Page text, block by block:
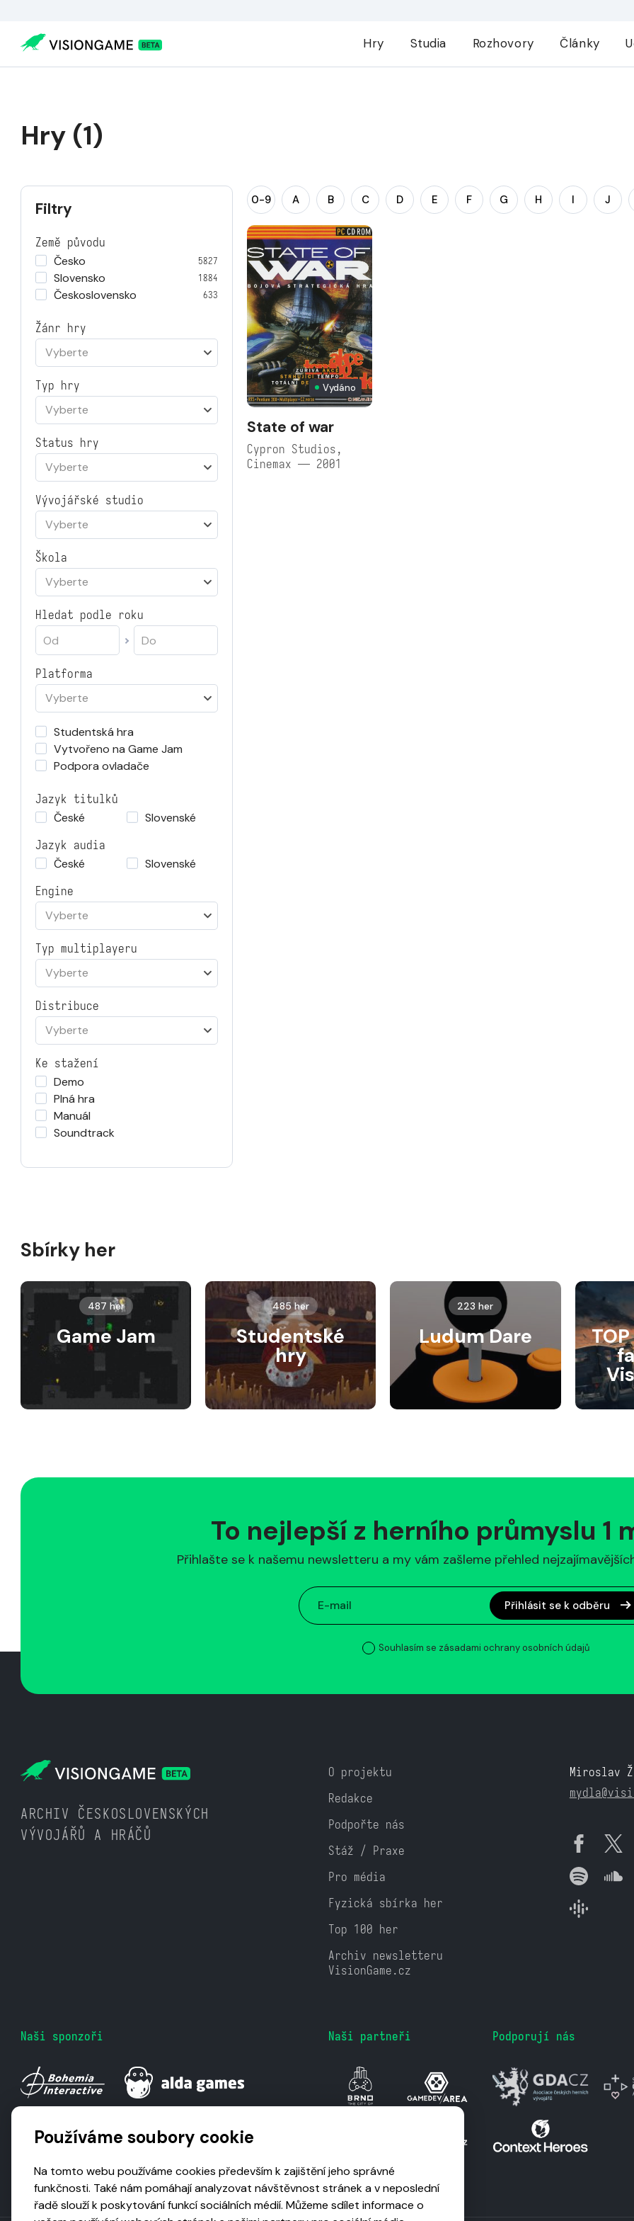
Hry Studia Rozhovory Články
Hry (1)
Filtry
Země původu
Česko
5827
Slovensko 1884
Československo 633
Žánr hry
Vyberte
Typ hry
Vyberte
Status hry
Vyberte
Vývojářské studio
Vyberte
Škola
Vyberte
Hledat podle roku
Platforma
Vyberte
Studentská hra
Vytvořeno na Game Jam
Podpora ovladače
Jazyk titulků
České
Slovenské
Jazyk audia
České
Slovenské
Engine
Vyberte
Typ multiplayeru
Vyberte
Distribuce
Vyberte
Ke stažení
Demo
Plná hra
Manuál
Soundtrack
0-9 A B C D E F G H I J
Vydáno
State of war
Cypron Studios,
Cinemax — 2001
Sbírky her
487 her
Game Jam
485 her
Studentské
hry
223 her
Ludum Dare
To nejlepší z herního průmyslu 1
Přihlašte se k našemu newsletteru a my vám zašleme přehled
Přihlásit se k odběru
Souhlasím se zásadami ochrany osobních údajů
ARCHIV ČESKOSLOVENSKÝCH
VÝVOJÁŘŮ A HRÁČŮ
O projektu
Redakce
Podpořte nás
Stáž / Praxe
Pro média
Fyzická sbírka her
Top 100 her
Archiv newsletteru
VisionGame.cz
Miroslav
Naši sponzoři Naši partneři Podporují nás
Používáme soubory cookie
Na tomto webu používáme cookies především k zajištění jeho správné
funkčnosti. Také nám pomáhají analyzovat návštěvnost stránek a v neposlední
řadě slouží k poskytování funkcí sociálních médií. Můžeme sdílet informace o